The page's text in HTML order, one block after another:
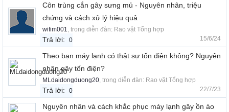
Côn trùng cắn gây sưng mủ - Nguyên nhân, triệu
chứng và cách xử lý hiệu quả
wifim001 , trong diễn đàn: Rao vặt Tổng hợp
Trả lời: 0 15/6/24
Theo bạn máy lạnh có thật sự tốn điện không? Nguyên
nhân gây tốn điện?
MLdaidongduong20 , trong diễn đàn: Rao vặt Tổng hợp
Trả lời: 0 22/7/23
Nguyên nhân và cách khắc phục máy lạnh gây ồn ào